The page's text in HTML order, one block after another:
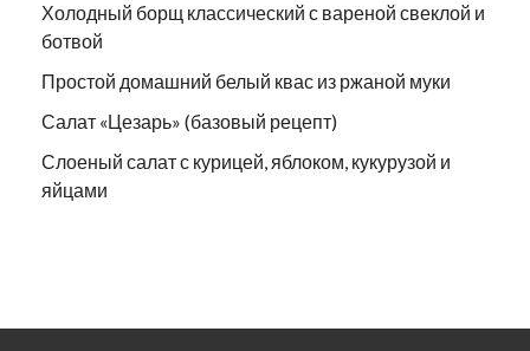
Холодный борщ классический с вареной свеклой и
ботвой
Простой домашний белый квас из ржаной муки
Салат «Цезарь» (базовый рецепт)
Слоеный салат с курицей, яблоком, кукурузой и
яйцами